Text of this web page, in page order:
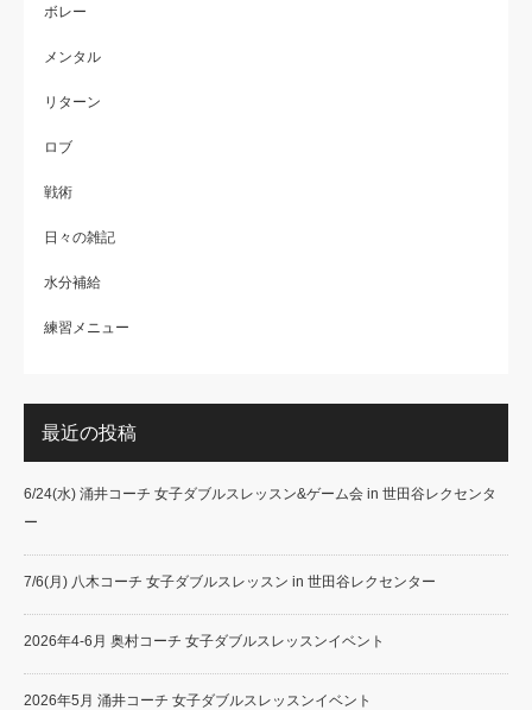
ボレー
メンタル
リターン
ロブ
戦術
日々の雑記
水分補給
練習メニュー
最近の投稿
6/24(水) 涌井コーチ 女子ダブルスレッスン&ゲーム会 in 世田谷レクセンタ
ー
7/6(月) 八木コーチ 女子ダブルスレッスン in 世田谷レクセンター
2026年4-6月 奥村コーチ 女子ダブルスレッスンイベント
2026年5月 涌井コーチ 女子ダブルスレッスンイベント